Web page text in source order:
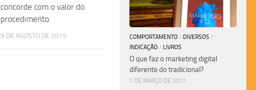
concorde com o valor do
procedimento.
9 DE AGOSTO DE 2015 COMPORTAMENTO / DIVERSOS /
INDICAÇÃO / LIVROS
O que faz o marketing digital
diferente do tradicional?
1 DE MARÇO DE 2017